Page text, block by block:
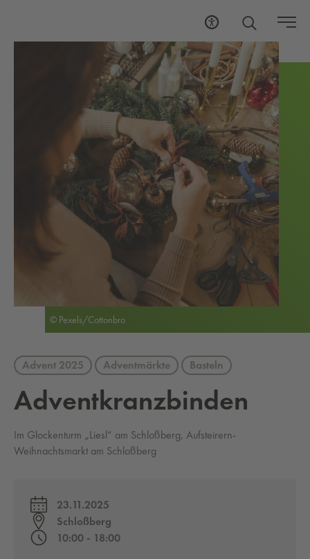
Advent 2025 Adventmärkte Basteln
Ad­vent­kranz­bin­den
Im Glockenturm „Liesl“ am Schloßberg, Aufsteirern-
Weihnachtsmarkt am Schloßberg
23.11.2025
Schloßberg
10:00 - 18:00
© Pexels/Cottonbro